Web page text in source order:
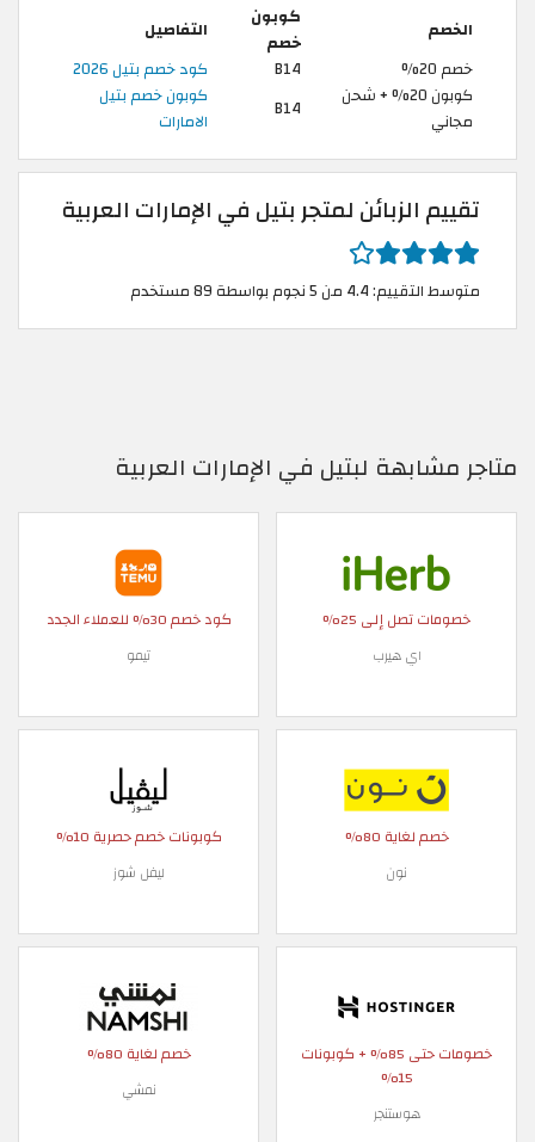
الخصم
كوبون
خصم
التفاصيل
خصم 20%
B14
كود خصم بتيل 2026
كوبون 20% + شحن
مجاني
B14
كوبون خصم بتيل
الامارات
تقييم الزبائن لمتجر بتيل في الإمارات العربية
متوسط التقييم: 4.4 من 5 نجوم بواسطة 89 مستخدم
متاجر مشابهة لبتيل في الإمارات العربية
خصومات تصل إلى 25%
اي هيرب
كود خصم 30% للعملاء الجدد
تيمو
خصم لغاية 80%
نون
كوبونات خصم حصرية 10%
ليفل شوز
خصومات حتى 85% + كوبونات
15%
هوستنجر
خصم لغاية 80%
نمشي